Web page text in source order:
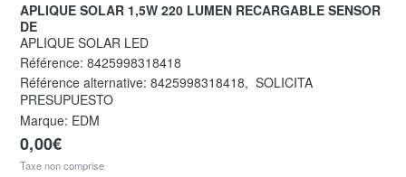
APLIQUE SOLAR 1,5W 220 LUMEN RECARGABLE SENSOR
DE
APLIQUE SOLAR LED
Référence: 8425998318418
Référence alternative: 8425998318418, SOLICITA
PRESUPUESTO
Marque: EDM
0,00€
Taxe non comprise